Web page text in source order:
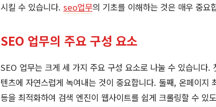
시킬 수 있습니다. seo업무의 기초를 이해하는 것은 매우 중요
SEO 업무의 주요 구성 요소
SEO 업무는 크게 세 가지 주요 구성 요소로 나눌 수 있습니다
텐츠에 자연스럽게 녹여내는 것이 중요합니다. 둘째, 온페이
등을 최적화하여 검색 엔진이 웹사이트를 쉽게 크롤링할 수